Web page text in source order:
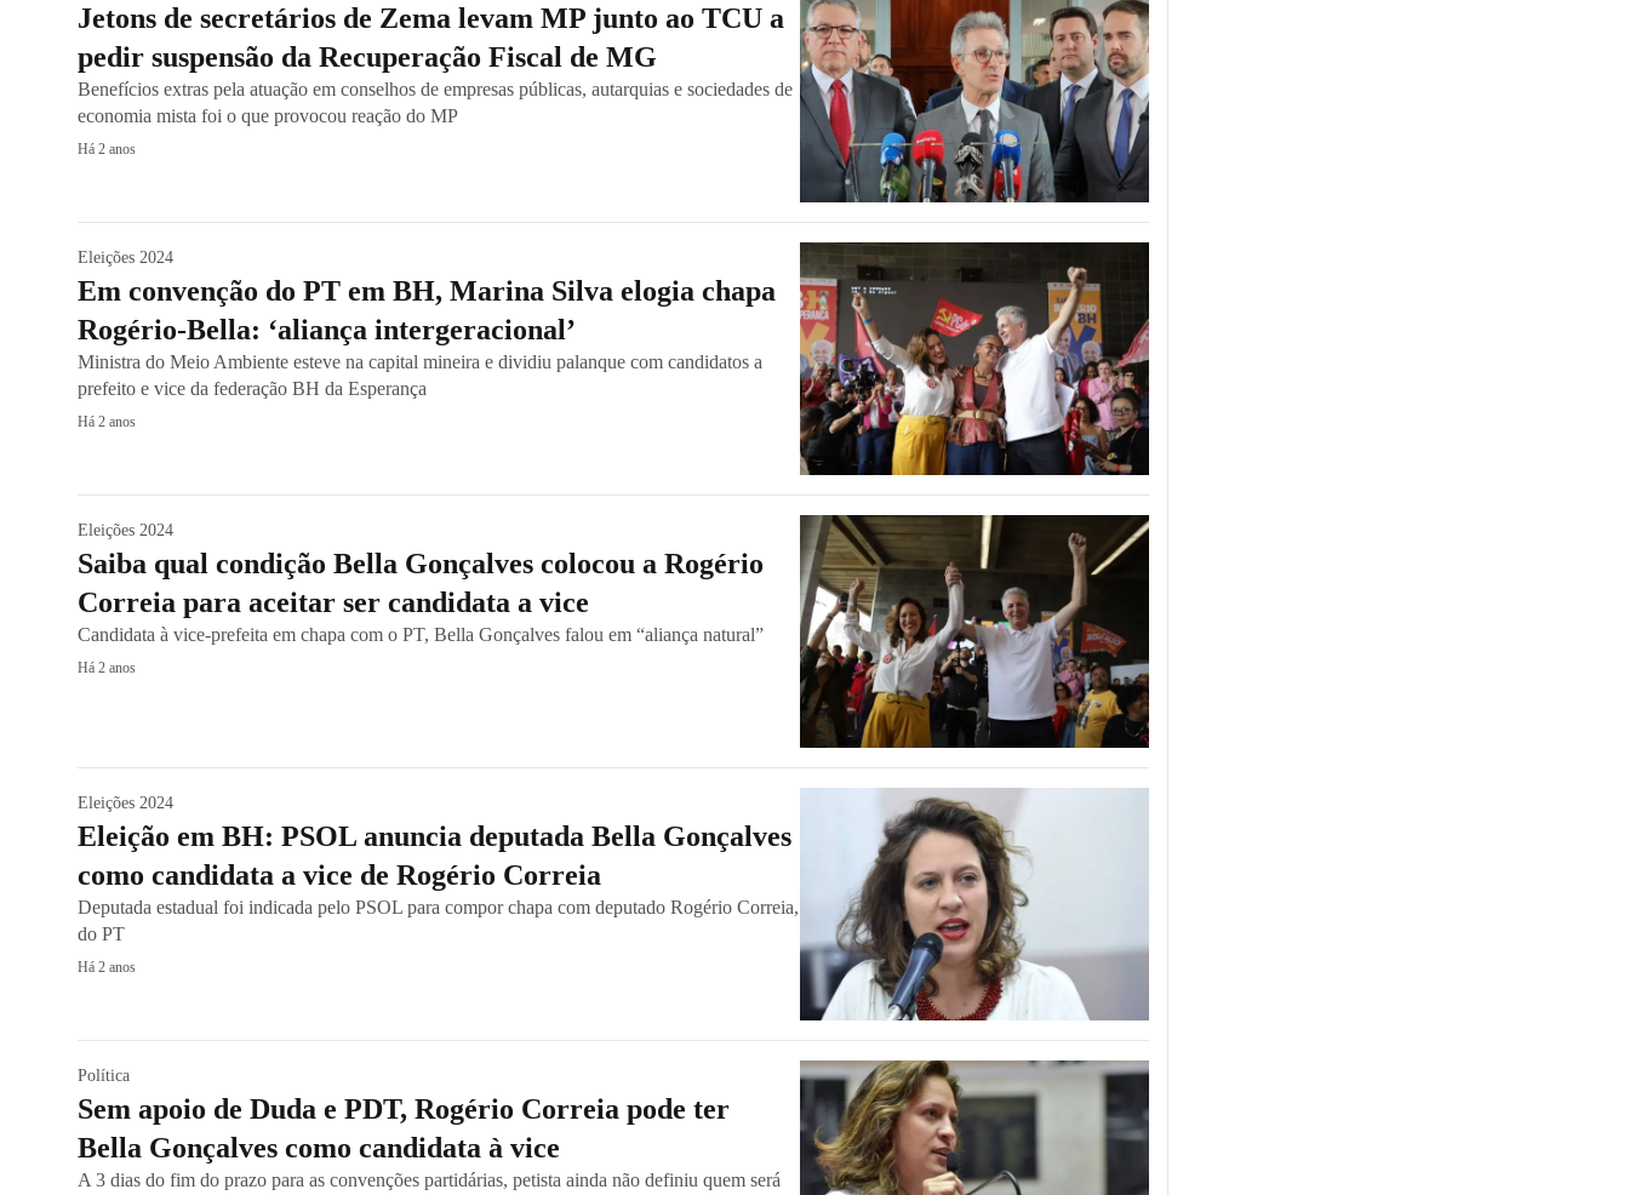
Jetons de secretários de Zema levam MP junto ao TCU a
pedir suspensão da Recuperação Fiscal de MG
Benefícios extras pela atuação em conselhos de empresas públicas, autarquias e sociedades de
economia mista foi o que provocou reação do MP
Há 2 anos
Eleições 2024
Em convenção do PT em BH, Marina Silva elogia chapa
Rogério-Bella: ‘aliança intergeracional’
Ministra do Meio Ambiente esteve na capital mineira e dividiu palanque com candidatos a
prefeito e vice da federação BH da Esperança
Há 2 anos
Eleições 2024
Saiba qual condição Bella Gonçalves colocou a Rogério
Correia para aceitar ser candidata a vice
Candidata à vice-prefeita em chapa com o PT, Bella Gonçalves falou em “aliança natural”
Há 2 anos
Eleições 2024
Eleição em BH: PSOL anuncia deputada Bella Gonçalves
como candidata a vice de Rogério Correia
Deputada estadual foi indicada pelo PSOL para compor chapa com deputado Rogério Correia,
do PT
Há 2 anos
Política
Sem apoio de Duda e PDT, Rogério Correia pode ter
Bella Gonçalves como candidata à vice
A 3 dias do fim do prazo para as convenções partidárias, petista ainda não definiu quem será